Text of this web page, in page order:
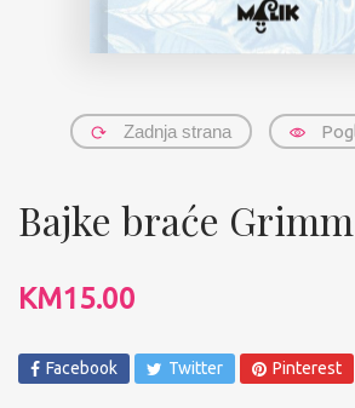
Zadnja strana
Bajke braće Grimm
KM15.00
Facebook Twitter Pinterest